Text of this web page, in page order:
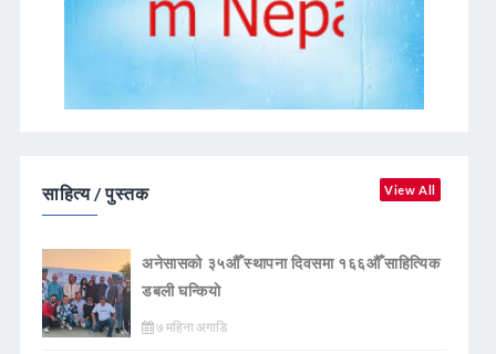
साहित्य / पुस्तक View All
अनेसासको ३५औँ स्थापना दिवसमा १६६औँ साहित्यिक
डबली घन्कियाे
७ महिना अगाडि